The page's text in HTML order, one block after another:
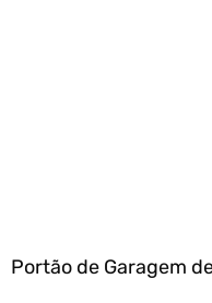
Portão de Garagem